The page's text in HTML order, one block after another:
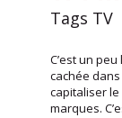
Tags TV
C’est un
cachée
capitaliser
marques.